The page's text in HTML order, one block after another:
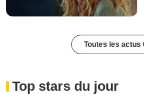
Toutes les actus
Top stars du jour